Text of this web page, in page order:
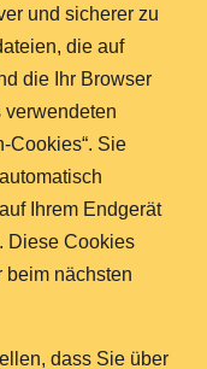
und sicherer zu
die auf
die Ihr Browser
verwendeten
Cookies“. Sie
Ihrem Endgerät
Diese Cookies
beim nächsten
dass Sie über